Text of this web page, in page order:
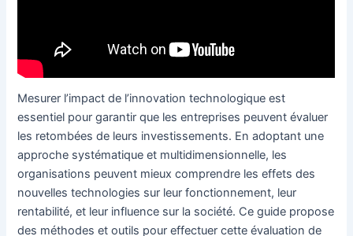
Mesurer l’impact de l’innovation technologique est
essentiel pour garantir que les entreprises peuvent évaluer
les retombées de leurs investissements. En adoptant une
approche systématique et multidimensionnelle, les
organisations peuvent mieux comprendre les effets des
nouvelles technologies sur leur fonctionnement, leur
rentabilité, et leur influence sur la société. Ce guide propose
des méthodes et outils pour effectuer cette évaluation de